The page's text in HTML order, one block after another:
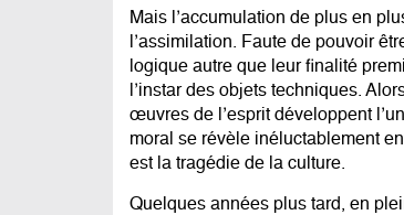
Mais l’accumulation de plus en
l’assimilation. Faute de pouvoir
logique autre que leur finalité
l’instar des objets techniques.
œuvres de l’esprit développent
moral se révèle inéluctablement
est la tragédie de la culture.
Quelques années plus tard, en